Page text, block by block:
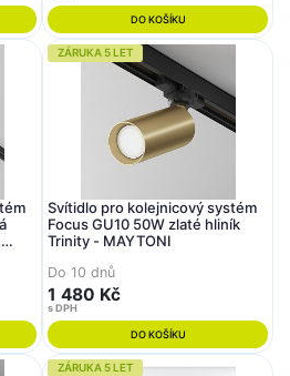
DO KOŠÍKU
ZÁRUKA 5 LET
Svítidlo pro kolejnicový systém
Focus GU10 50W zlaté hliník
Trinity - MAYTONI
Do 10 dnů
1 480 Kč
s DPH
DO KOŠÍKU
ZÁRUKA 5 LET